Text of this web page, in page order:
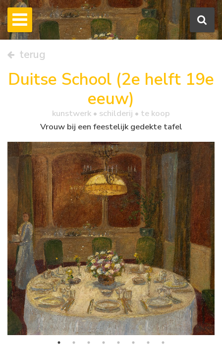
terug
Duitse School (2e helft 19e
eeuw)
kunstwerk • schilderij • te koop
Vrouw bij een feestelijk gedekte tafel